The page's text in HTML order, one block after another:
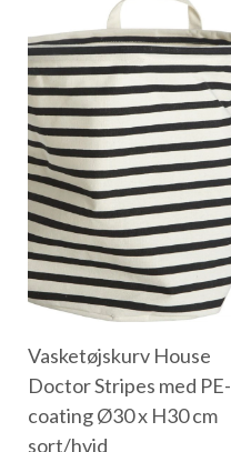
Vasketøjskurv House
Doctor Stripes med PE-
coating Ø30 x H30 cm
sort/hvid